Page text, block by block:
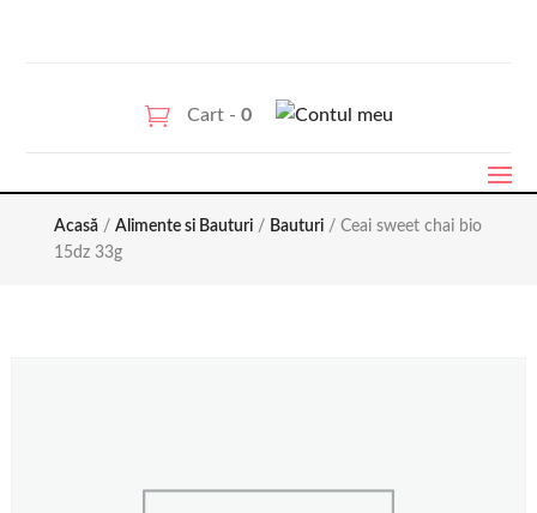
Cart - 0
Acasă/ Alimente si Bauturi/ Bauturi/ Ceai sweet chai bio
15dz 33g